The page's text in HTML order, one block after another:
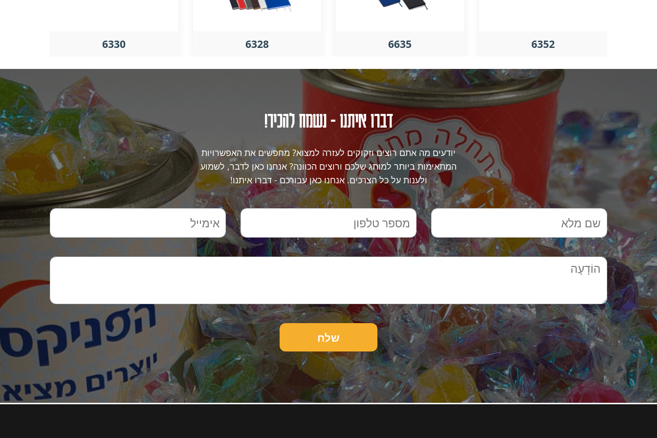
6352
6635
6328
6330
דברו איתנו - נשמח להכיר!
יודעים מה אתם רוצים וזקוקים לעזרה למצוא? מחפשים את האפשרויות
המתאימות ביותר למותג שלכם ורוצים הכוונה? אנחנו כאן לדבר, לשמוע
ולענות על כל הצרכים. אנחנו כאן עבורכם - דברו איתנו!